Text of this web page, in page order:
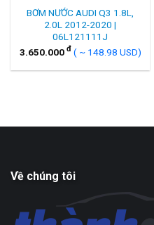
BƠM NƯỚC AUDI Q3 1.8L,
2.0L 2012-2020 |
06L121111J
3.650.000 đ ( ~ 148.98 USD)
Về chúng tôi